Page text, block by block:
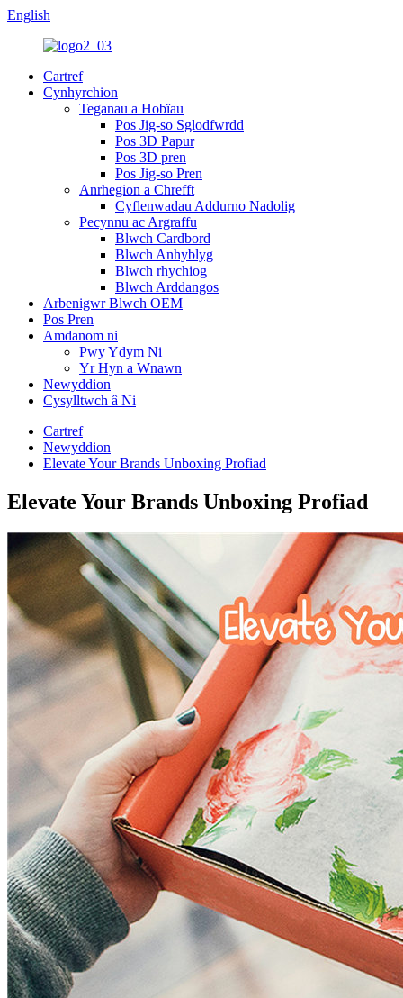
English
Cartref
Cynhyrchion
Teganau a Hobïau
Pos Jig-so Sglodfwrdd
Pos 3D Papur
Pos 3D pren
Pos Jig-so Pren
Anrhegion a Chrefft
Cyflenwadau Addurno Nadolig
Pecynnu ac Argraffu
Blwch Cardbord
Blwch Anhyblyg
Blwch rhychiog
Blwch Arddangos
Arbenigwr Blwch OEM
Pos Pren
Amdanom ni
Pwy Ydym Ni
Yr Hyn a Wnawn
Newyddion
Cysylltwch â Ni
Cartref
Newyddion
Elevate Your Brands Unboxing Profiad
Elevate Your Brands Unboxing Profiad